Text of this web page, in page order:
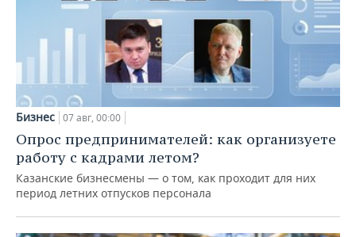
Бизнес 07 авг, 00:00
Опрос предпринимателей: как организуете
работу с кадрами летом?
Казанские бизнесмены — о том, как проходит для них
период летних отпусков персонала